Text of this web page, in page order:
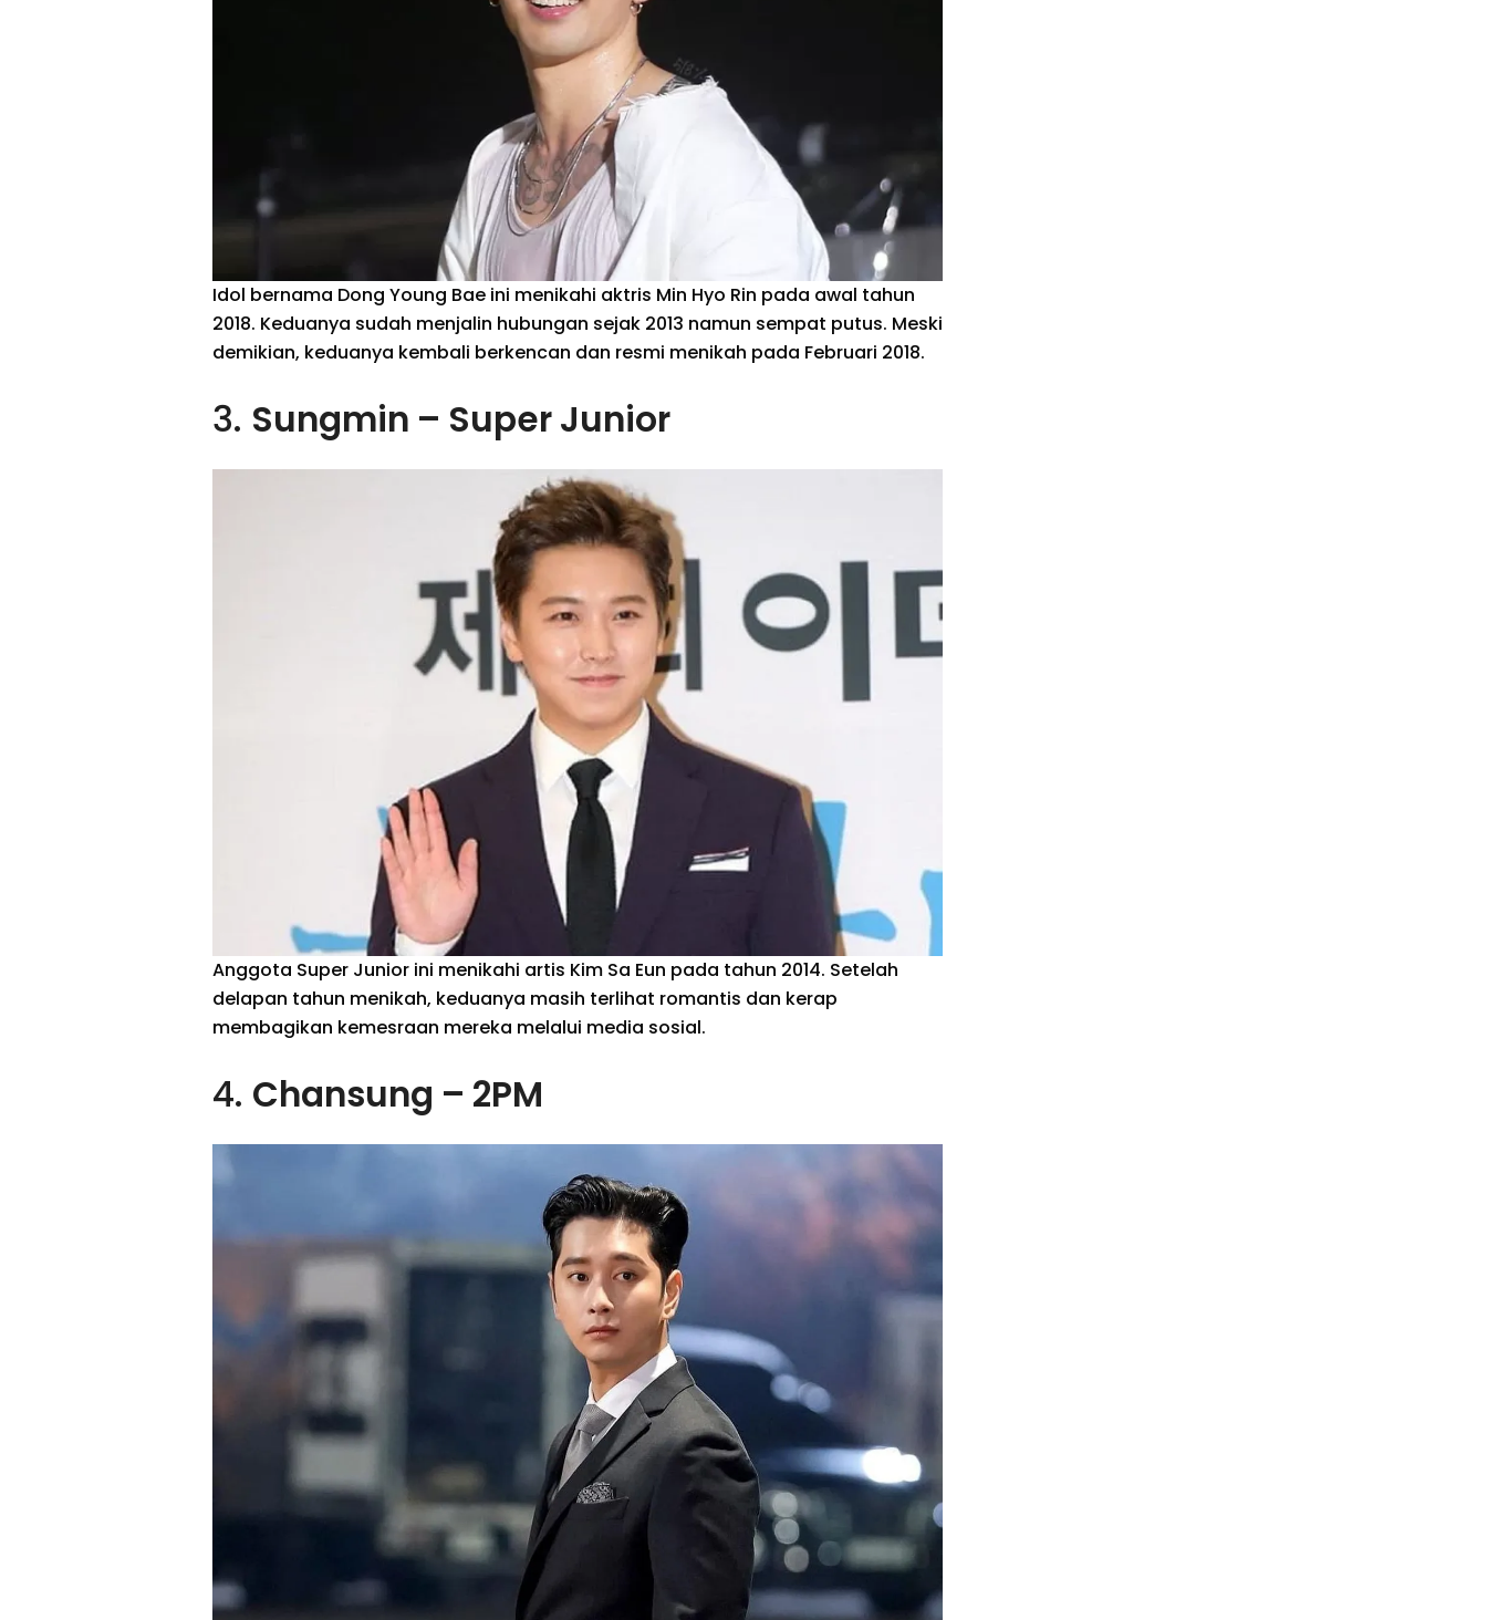
Idol bernama Dong Young Bae ini menikahi aktris Min Hyo Rin pada awal tahun
2018. Keduanya sudah menjalin hubungan sejak 2013 namun sempat putus. Meski
demikian, keduanya kembali berkencan dan resmi menikah pada Februari 2018.
3. Sungmin – Super Junior
Anggota Super Junior ini menikahi artis Kim Sa Eun pada tahun 2014. Setelah
delapan tahun menikah, keduanya masih terlihat romantis dan kerap
membagikan kemesraan mereka melalui media sosial.
4. Chansung – 2PM